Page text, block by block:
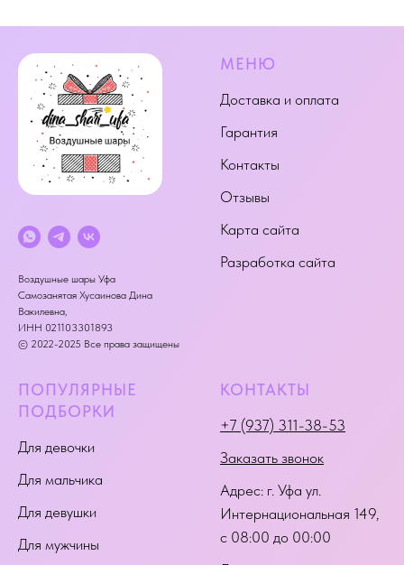
Воздушные шары Уфа
Самозанятая Хусаинова Дина
Вакилевна,
ИНН 021103301893
© 2022-2025 Все права защищены
МЕНЮ
Доставка и оплата
Гарантия
Контакты
Отзывы
Карта сайта
Разработка сайта
ПОПУЛЯРНЫЕ
ПОДБОРКИ
Для девочки
Для мальчика
Для девушки
Для мужчины
КОНТАКТЫ
+7 (937) 311-38-53
Заказать звонок
Адрес: г. Уфа ул.
Интернациональная 149,
с 08:00 до 00:00